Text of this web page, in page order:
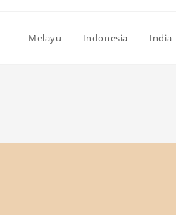
Melayu Indonesia India